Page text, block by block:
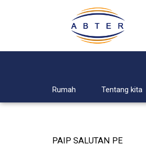
Rumah Tentang kita
PAIP SALUTAN PE